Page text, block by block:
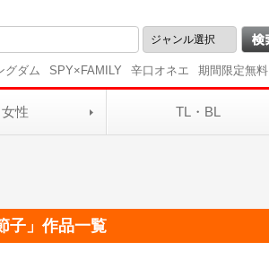
グダム SPY×FAMILY 辛口オネエ 期間限定無料
女性 TL・BL
子」作品一覧